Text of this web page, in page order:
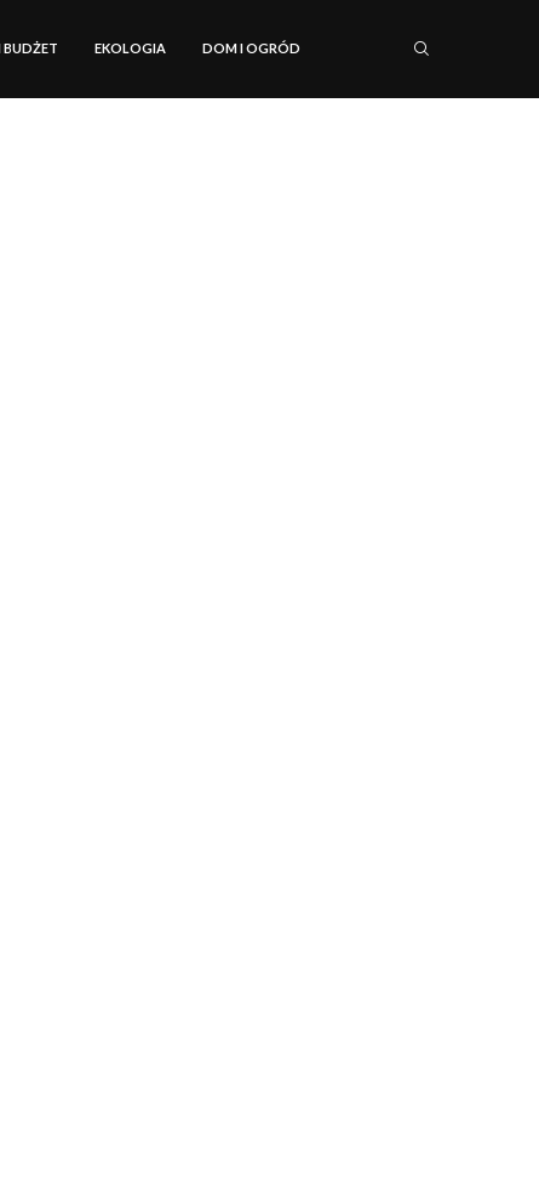
BUDŻET EKOLOGIA DOM I OGRÓD